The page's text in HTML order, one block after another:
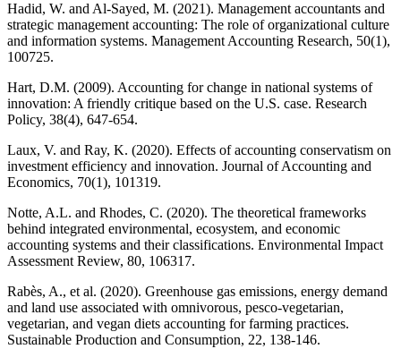
Hadid, W. and Al-Sayed, M. (2021). Management accountants and
strategic management accounting: The role of organizational culture
and information systems. Management Accounting Research, 50(1),
100725.
Hart, D.M. (2009). Accounting for change in national systems of
innovation: A friendly critique based on the U.S. case. Research
Policy, 38(4), 647-654.
Laux, V. and Ray, K. (2020). Effects of accounting conservatism on
investment efficiency and innovation. Journal of Accounting and
Economics, 70(1), 101319.
Notte, A.L. and Rhodes, C. (2020). The theoretical frameworks
behind integrated environmental, ecosystem, and economic
accounting systems and their classifications. Environmental Impact
Assessment Review, 80, 106317.
Rabès, A., et al. (2020). Greenhouse gas emissions, energy demand
and land use associated with omnivorous, pesco-vegetarian,
vegetarian, and vegan diets accounting for farming practices.
Sustainable Production and Consumption, 22, 138-146.